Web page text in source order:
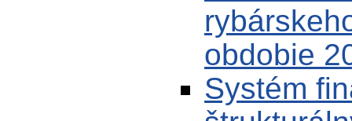
obdobie
Systém